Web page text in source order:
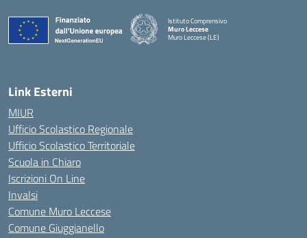
Istituto Comprensivo
Muro Leccese
Muro Leccese (LE)
Link Esterni
MIUR
Ufficio Scolastico Regionale
Ufficio Scolastico Territoriale
Scuola in Chiaro
Iscrizioni On Line
Invalsi
Comune Muro Leccese
Comune Giuggianello